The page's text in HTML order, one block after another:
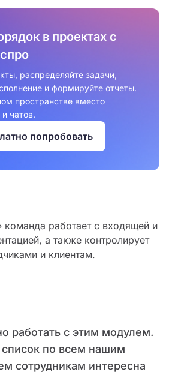
в проектах с
распределяйте задачи,
и формируйте отчеты.
пространстве вместо
чатов.
попробовать
команда работает с входящей и
а также контролирует
и клиентам.
работать с этим модулем.
по всем нашим
сотрудникам интересна